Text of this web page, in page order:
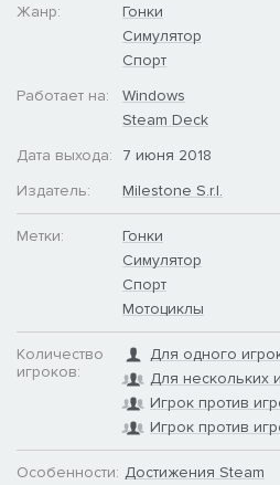
Жанр:
Гонки
Симулятор
Спорт
Работает на:
Windows
Steam Deck
Дата выхода:
7 июня 2018
Издатель:
Milestone S.r.l.
Метки:
Гонки
Симулятор
Спорт
Мотоциклы
Количество
игроков:
Для одного
Для нескольких
Игрок против
Игрок против
Особенности: Достижения Steam